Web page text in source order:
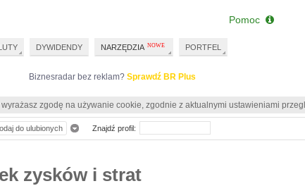
Biznesradar bez reklam? Sprawdź BR Plus
zgodę na używanie cookie, zgodnie z aktualnymi ustawieniami
zysków i strat
do ulubionych Znajdź profil:
DYWIDENDY NARZĘDZIA PORTFEL
Pomoc